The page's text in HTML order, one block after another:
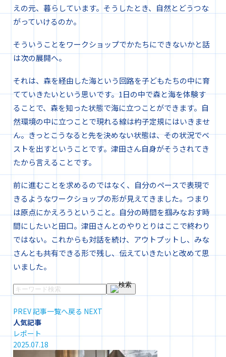
えの元、暮らしています。そうしたとき、自然とどうつな
がっていけるのか。
そういうことをワークショップでかたちにできないかと話
は次の展開へ。
それは、森を経由した海という回路を子どもたちの中に育
てていきたいという思いです。1日の中で森と海を体験す
ることで、森を知った状態で海に立つことができます。自
然環境の中に立つことで現れる線は杓子定規にはいきませ
ん。きっとこうなると先を決めない状態は、その状況でベ
ストを出すということです。津田さん自身がそうされてき
たから言えることです。
前に進むことを求めるのではなく、自分のペースで表現で
きるようなワークショップの形が見えてきました。つまり
は原点にかえろうということ。自分の時間を掴みなおす時
間にしたいと田口。津田さんとのやりとりはここで終わり
ではない。これからも対話を続け、アウトプットし、みな
さんとも共有できる形で残し、伝えていきたいと改めて思
いました。
PREV記事一覧へ戻る NEXT
人気記事
レポート
2025.07.18